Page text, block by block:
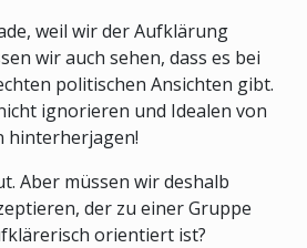
weil wir der Aufklärung
wir auch sehen, dass es bei
politischen Ansichten gibt.
ignorieren und Idealen von
hinterherjagen!
Aber müssen wir deshalb
der zu einer Gruppe
orientiert ist?